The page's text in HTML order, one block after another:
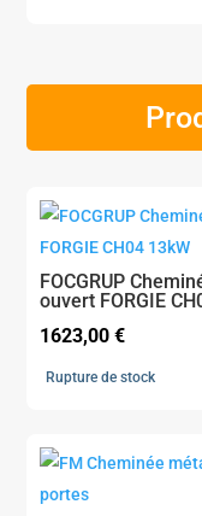
FOCGRUP
ouvert FORGIE
1623,00€
Rupture de stock